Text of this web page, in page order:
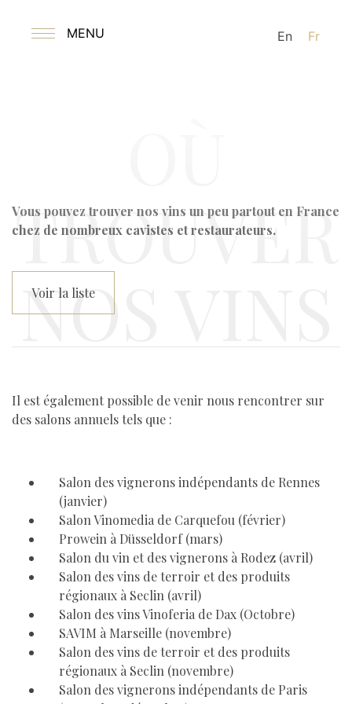
MENU En Fr
TROUVER
NOS VINS
Vous pouvez trouver nos vins un peu partout en France
chez de nombreux cavistes et restaurateurs.
Voir la liste
Il est également possible de venir nous rencontrer sur
des salons annuels tels que :
Salon des vignerons indépendants de Rennes
(janvier)
Salon Vinomedia de Carquefou (février)
Prowein à Düsseldorf (mars)
Salon du vin et des vignerons à Rodez (avril)
Salon des vins de terroir et des produits
régionaux à Seclin (avril)
Salon des vins Vinoferia de Dax (Octobre)
SAVIM à Marseille (novembre)
Salon des vins de terroir et des produits
régionaux à Seclin (novembre)
Salon des vignerons indépendants de Paris